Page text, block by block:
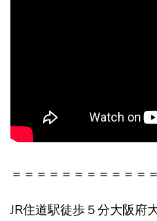
＝＝＝＝＝＝＝＝＝＝＝
JR住道駅徒歩５分大阪府